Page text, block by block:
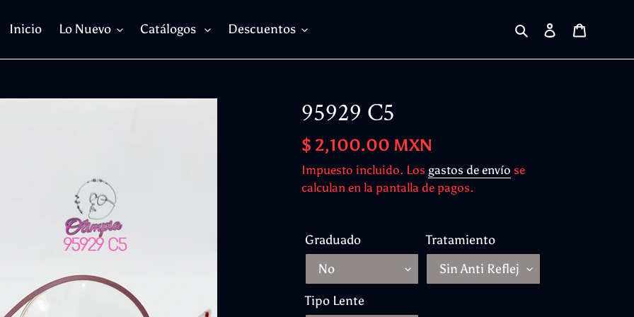
Inicio Lo Nuevo Catálogos Descuentos BuscarIngresar
95929 C5
Precio
habitual
$ 2,100.00 MXN
Impuesto incluido. Los gastos de envío se
calculan en la pantalla de pagos.
Graduado Tratamiento
Tipo Lente